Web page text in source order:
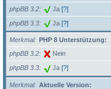
phpBB 3.2
Ja [?]
phpBB 3.3 Ja [?]
Merkmal
PHP 8 Unterstützung:
phpBB 3.2
Nein
phpBB 3.3 Ja [?]
Merkmal
Aktuelle Version: